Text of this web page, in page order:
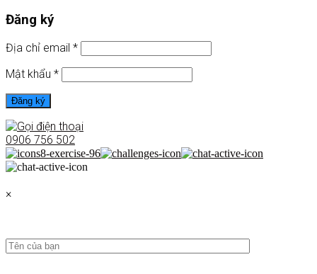
Đăng ký
Địa chỉ email *
Mật khẩu *
Đăng ký
0906 756 502
×